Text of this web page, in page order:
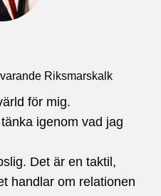
Riksmarskalk
för mig.
igenom vad jag
Det är en taktil,
handlar om relationen